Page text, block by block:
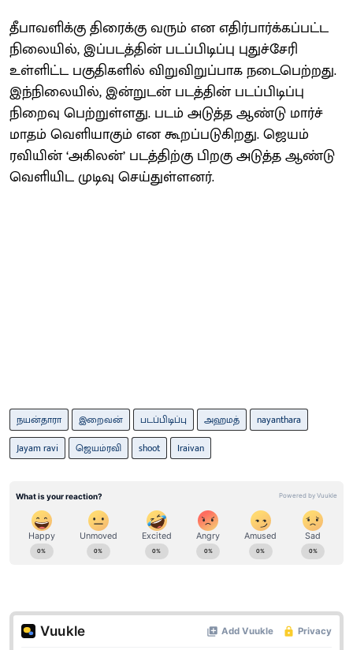
தீபாவளிக்கு திரைக்கு வரும் என எதிர்பார்க்கப்பட்ட
நிலையில், இப்படத்தின் படப்பிடிப்பு புதுச்சேரி
உள்ளிட்ட பகுதிகளில் விறுவிறுப்பாக நடைபெற்றது.
இந்நிலையில், இன்றுடன் படத்தின் படப்பிடிப்பு
நிறைவு பெற்றுள்ளது. படம் அடுத்த ஆண்டு மார்ச்
மாதம் வெளியாகும் என கூறப்படுகிறது. ஜெயம்
ரவியின் ‘அகிலன்’ படத்திற்கு பிறகு அடுத்த ஆண்டு
வெளியிட முடிவு செய்துள்ளனர்.
நயன்தாரா இறைவன் படப்பிடிப்பு அஹமத்
nayanthara
Jayam ravi
ஜெயம்ரவி shoot Iraivan